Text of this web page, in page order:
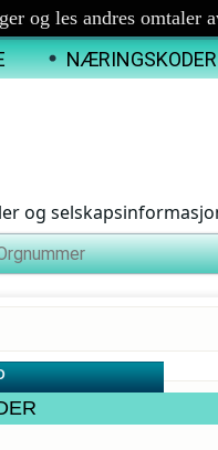
og les andres omtaler
NÆRINGSKODER
og